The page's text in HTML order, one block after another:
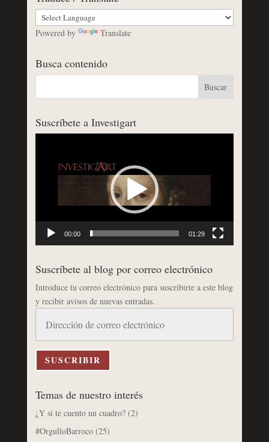
Powered by Translate
Busca contenido
Suscríbete a Investigart
00:00 01:29
Suscríbete al blog por correo electrónico
Introduce tu correo electrónico para suscribirte a este blog
y recibir avisos de nuevas entradas.
correo
electrónico
SUSCRIBIR
Temas de nuestro interés
¿Y si te cuento un cuadro?(2)
#OrgulloBarroco(25)